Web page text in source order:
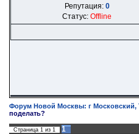
Репутация: 0
Статус: Offline
Форум Новой Москвы: г Московский,
поделать?
Страница 1 из 1
1